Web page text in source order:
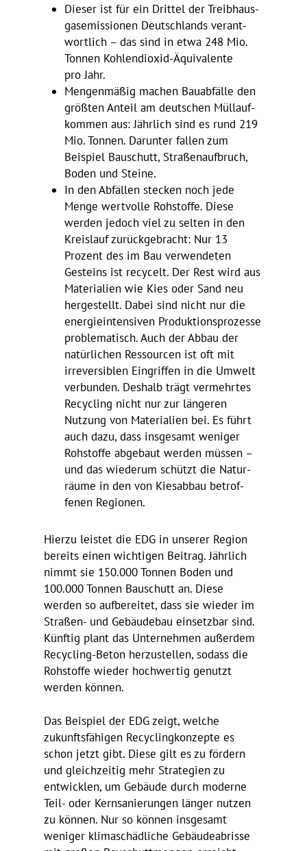
Dieser ist für ein Drittel der Treib­haus­
gas­emis­sionen Deutsch­lands verant­
wort­lich – das sind in etwa 248 Mio.
Tonnen Kohlen­di­oxid-Äqui­va­lente
pro Jahr.
Mengen­mäßig machen Bauab­fälle den
größten Anteil am deut­schen Müll­auf­
kommen aus: Jähr­lich sind es rund 219
Mio. Tonnen. Darunter fallen zum
Beispiel Bauschutt, Stra­ßen­auf­bruch,
Boden und Steine.
In den Abfällen stecken noch jede
Menge wert­volle Rohstoffe. Diese
werden jedoch viel zu selten in den
Kreis­lauf zurück­ge­bracht: Nur 13
Prozent des im Bau verwen­deten
Gesteins ist recy­celt. Der Rest wird aus
Mate­ria­lien wie Kies oder Sand neu
herge­stellt. Dabei sind nicht nur die
ener­gie­in­ten­siven Produk­ti­ons­pro­zesse
proble­ma­tisch. Auch der Abbau der
natür­li­chen Ressourcen ist oft mit
irrever­si­blen Eingriffen in die Umwelt
verbunden. Deshalb trägt vermehrtes
Recy­cling nicht nur zur längeren
Nutzung von Mate­ria­lien bei. Es führt
auch dazu, dass insge­samt weniger
Rohstoffe abge­baut werden müssen –
und das wiederum schützt die Natur­
räume in den von Kies­abbau betrof­
fenen Regionen.
Hierzu leistet die EDG in unserer Region
bereits einen wich­tigen Beitrag. Jähr­lich
nimmt sie 150.000 Tonnen Boden und
100.000 Tonnen Bauschutt an. Diese
werden so aufbe­reitet, dass sie wieder im
Straßen- und Gebäu­debau einsetzbar sind.
Künftig plant das Unter­nehmen außerdem
Recy­cling-Beton herzu­stellen, sodass die
Rohstoffe wieder hoch­wertig genutzt
werden können.
Das Beispiel der EDG zeigt, welche
zukunfts­fä­higen Recy­cling­kon­zepte es
schon jetzt gibt. Diese gilt es zu fördern
und gleich­zeitig mehr Stra­te­gien zu
entwicklen, um Gebäude durch moderne
Teil- oder Kern­sa­nie­rungen länger nutzen
zu können. Nur so können insge­samt
weniger klima­schäd­liche Gebäu­de­ab­risse